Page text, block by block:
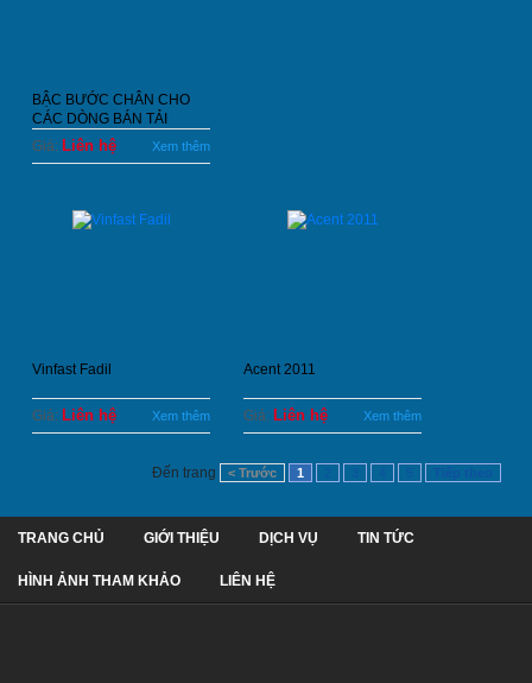
BẬC BƯỚC CHÂN CHO
CÁC DÒNG BÁN TẢI
Giá: Liên hệ Xem thêm
Vinfast Fadil
Giá: Liên hệ Xem thêm
Acent 2011
Giá: Liên hệ Xem thêm
Đến trang < Trước 1
TRANG CHỦ GIỚI THIỆU DỊCH VỤ TIN TỨC
HÌNH ẢNH THAM KHẢO LIÊN HỆ